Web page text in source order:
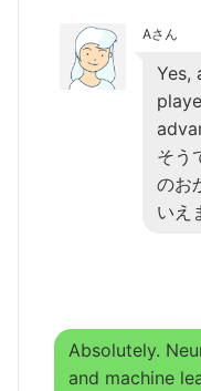
Aさん
Yes,
そう
のお
いえ
Absolutely.
and machine